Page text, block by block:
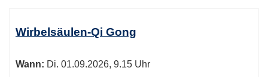
Tabellenüberschriften
können
werden.
Wirbelsäulen-Qi Gong
Wann: Di. 01.09.2026, 9.15 Uhr